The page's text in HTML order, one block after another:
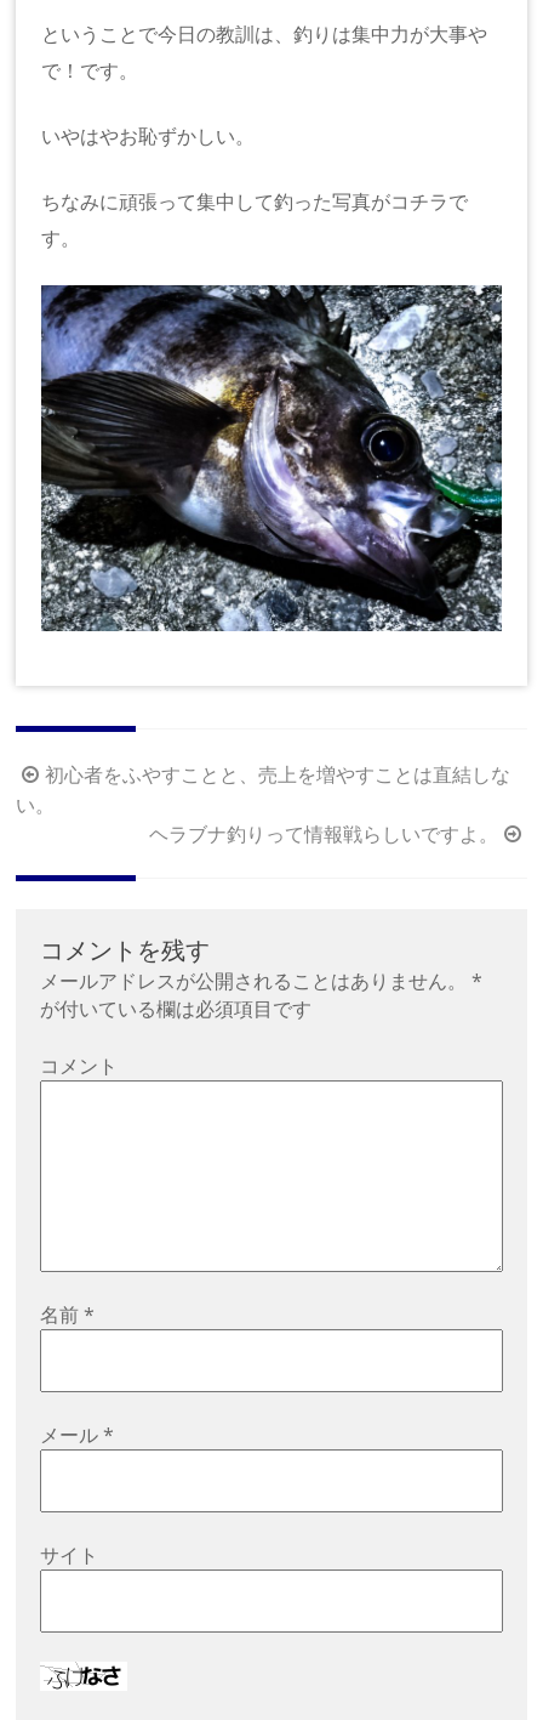
ということで今日の教訓は、釣りは集中力が大事や
で！です。
いやはやお恥ずかしい。
ちなみに頑張って集中して釣った写真がコチラで
す。
投
稿
ビ
初心者をふやすことと、売上を増やすことは直結しな
い。
ヘラブナ釣りって情報戦らしいですよ。
コメントを残す
メールアドレスが公開されることはありません。
*
が付いている欄は必須項目です
コメント
名前*
メール*
サイト